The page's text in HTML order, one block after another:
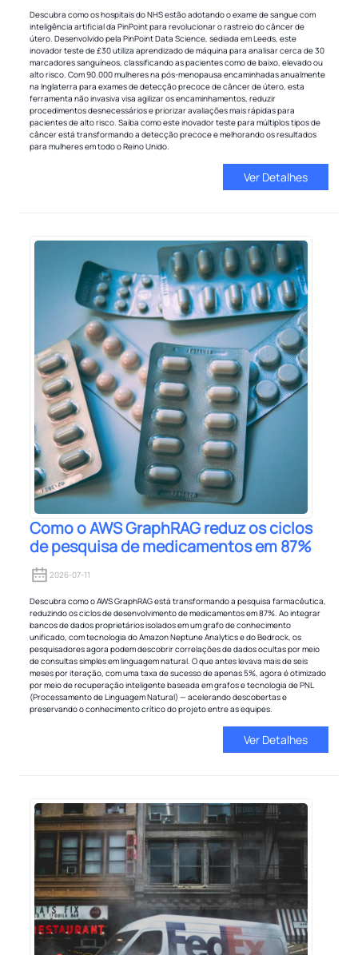
Descubra como os hospitais do NHS estão adotando o exame de sangue com
inteligência artificial da PinPoint para revolucionar o rastreio do câncer de
útero. Desenvolvido pela PinPoint Data Science, sediada em Leeds, este
inovador teste de £30 utiliza aprendizado de máquina para analisar cerca de 30
marcadores sanguíneos, classificando as pacientes como de baixo, elevado ou
alto risco. Com 90.000 mulheres na pós-menopausa encaminhadas anualmente
na Inglaterra para exames de detecção precoce de câncer de útero, esta
ferramenta não invasiva visa agilizar os encaminhamentos, reduzir
procedimentos desnecessários e priorizar avaliações mais rápidas para
pacientes de alto risco. Saiba como este inovador teste para múltiplos tipos de
câncer está transformando a detecção precoce e melhorando os resultados
para mulheres em todo o Reino Unido.
Ver Detalhes
Como o AWS GraphRAG reduz os ciclos
de pesquisa de medicamentos em 87%
2026-07-11
Descubra como o AWS GraphRAG está transformando a pesquisa farmacêutica,
reduzindo os ciclos de desenvolvimento de medicamentos em 87%. Ao integrar
bancos de dados proprietários isolados em um grafo de conhecimento
unificado, com tecnologia do Amazon Neptune Analytics e do Bedrock, os
pesquisadores agora podem descobrir correlações de dados ocultas por meio
de consultas simples em linguagem natural. O que antes levava mais de seis
meses por iteração, com uma taxa de sucesso de apenas 5%, agora é otimizado
por meio de recuperação inteligente baseada em grafos e tecnologia de PNL
(Processamento de Linguagem Natural) — acelerando descobertas e
preservando o conhecimento crítico do projeto entre as equipes.
Ver Detalhes